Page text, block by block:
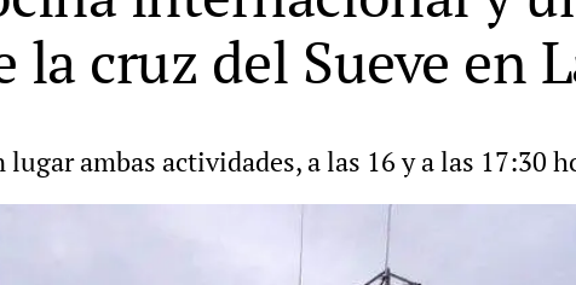
cruz del Sueve en
ambas actividades, a las 16 y a las 17:30